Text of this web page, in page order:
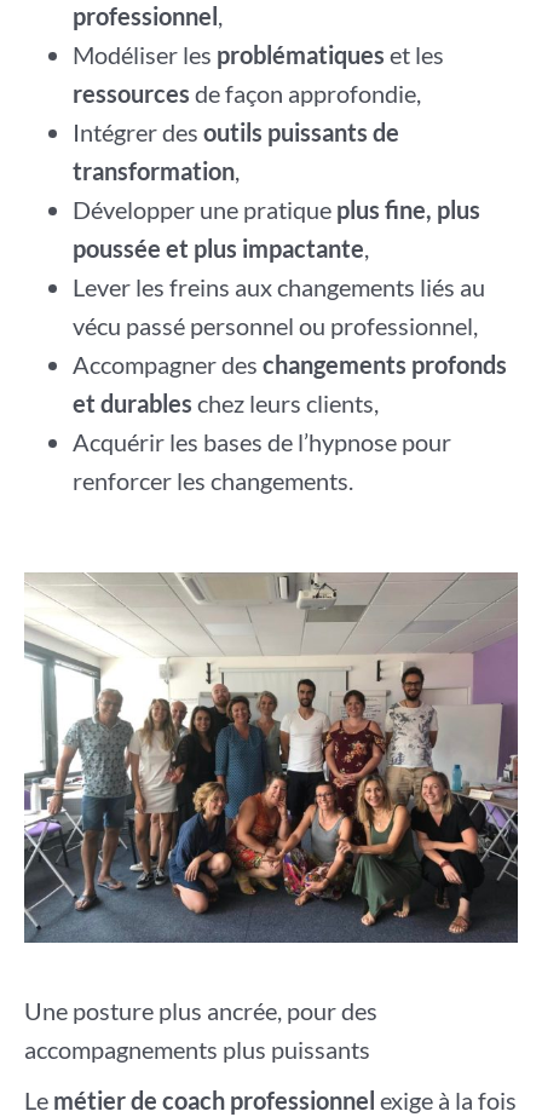
professionnel,
Modéliser les problématiques et les
ressources de façon approfondie,
Intégrer des outils puissants de
transformation,
Développer une pratique plus fine, plus
poussée et plus impactante,
Lever les freins aux changements liés au
vécu passé personnel ou professionnel,
Accompagner des changements profonds
et durables chez leurs clients,
Acquérir les bases de l’hypnose pour
renforcer les changements.
Une posture plus ancrée, pour des
accompagnements plus puissants
Le métier de coach professionnel exige à la fois